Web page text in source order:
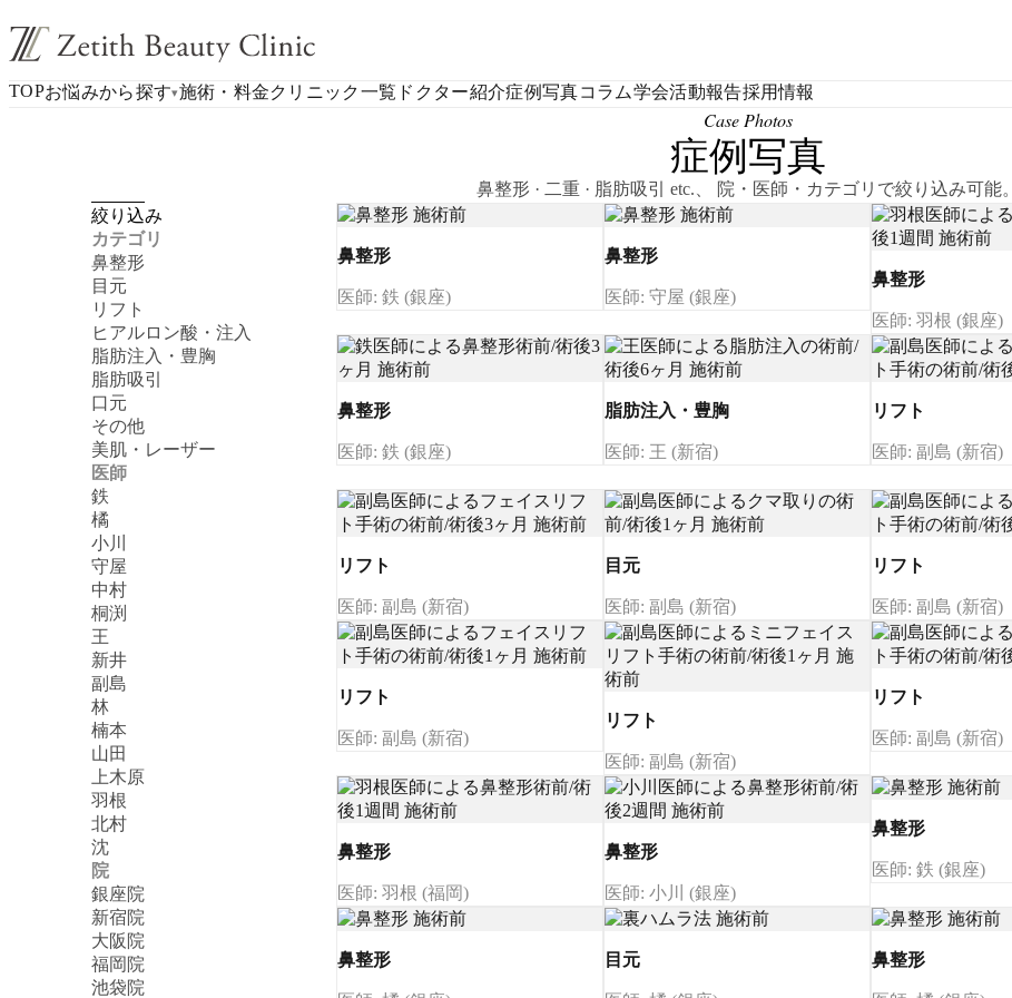
TOPお悩みから探す▾施術・料金クリニック一覧 ドクター紹介症例写真コラム学会活動報告採用情報
Case Photos
症例写真
鼻整形 · 二重 · 脂肪吸引 etc.、 院・医師・カテゴリで絞り込み可能。
絞り込み
カテゴリ
鼻整形
目元
リフト
ヒアルロン酸・注入
脂肪注入・豊胸
脂肪吸引
口元
その他
美肌・レーザー
医師
鉄
橘
小川
守屋
中村
桐渕
王
新井
副島
林
楠本
山田
上木原
羽根
北村
沈
院
銀座院
新宿院
大阪院
福岡院
池袋院
鼻整形
医師: 鉄 (銀座)
鼻整形
医師: 守屋 (銀座)
鼻整形
医師: 羽根 (銀座)
鼻整形
医師: 鉄 (銀座)
脂肪注入・豊胸
医師: 王 (新宿)
リフト
医師: 副島 (新宿)
リフト
医師: 副島 (新宿)
目元
医師: 副島 (新宿)
リフト
医師: 副島 (新宿)
リフト
医師: 副島 (新宿)
リフト
医師: 副島 (新宿)
リフト
医師: 副島 (新宿)
鼻整形
医師: 羽根 (福岡)
鼻整形
医師: 小川 (銀座)
鼻整形
医師: 鉄 (銀座)
鼻整形 目元 鼻整形